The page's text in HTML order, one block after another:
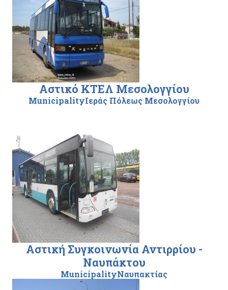
Αστικό ΚΤΕΛ Μεσολογγίου
MunicipalityΙεράς Πόλεως Μεσολογγίου
Αστική Συγκοινωνία Αντιρρίου -
Ναυπάκτου
MunicipalityΝαυπακτίας